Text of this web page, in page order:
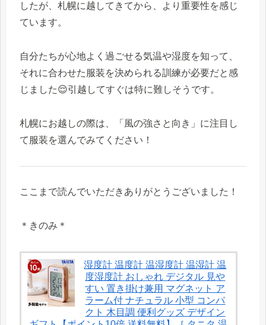
したが、札幌に越してきてから、より重要性を感じ
ています。
自分たちが心地よく過ごせる気温や湿度を知って、
それに合わせた服装を決められる訓練が必要だと感
じました😌引越してすぐは特に難しそうです。
札幌にお越しの際は、「風の強さと向き」に注目し
て服装を選んでみてください！
ここまで読んでいただきありがとうございました！
＊きのみ＊
湿度計 温度計 温湿度計 温湿計 温
度湿度計 おしゃれ デジタル 見や
すい 置き掛け兼用 マグネット ア
ラーム付 ナチュラル 小型 コンパ
クト 木目調 便利グッズ デザイン